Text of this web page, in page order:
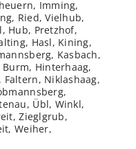
Imming,
Ried, Vielhub,
Hub, Pretzhof,
Hasl, Kining,
Kasbach,
Hinterhaag,
Niklashaag,
Übl, Winkl,
Zieglgrub,
Weiher,